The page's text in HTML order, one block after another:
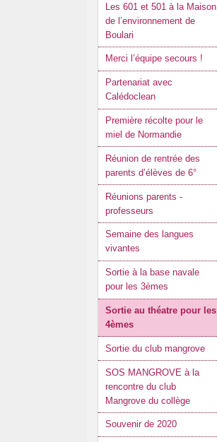
Les 601 et 501 à la Maison
de l’environnement de
Boulari
Merci l’équipe secours !
Partenariat avec
Calédoclean
Première récolte pour le
miel de Normandie
Réunion de rentrée des
parents d’élèves de 6°
Réunions parents -
professeurs
Semaine des langues
vivantes
Sortie à la base navale
pour les 3èmes
Sortie au théatre pour les
4èmes
Sortie du club mangrove
SOS MANGROVE à la
rencontre du club
Mangrove du collège
Souvenir de 2020